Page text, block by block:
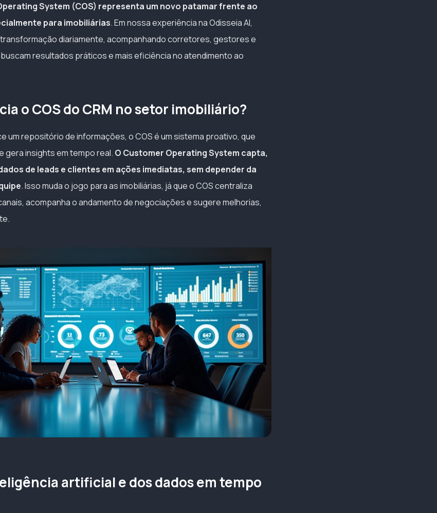
System (COS) representa um novo patamar frente ao
para imobiliárias. Em nossa experiência na Odisseia AI,
diariamente, acompanhando corretores, gestores e
resultados práticos e mais eficiência no atendimento ao
o COS do CRM no setor imobiliário?
um repositório de informações, o COS é um sistema proativo, que
gera insights em tempo real. O Customer Operating System capta,
de leads e clientes em ações imediatas, sem depender da
. Isso muda o jogo para as imobiliárias, já que o COS centraliza
acompanha o andamento de negociações e sugere melhorias,
artificial e dos dados em tempo